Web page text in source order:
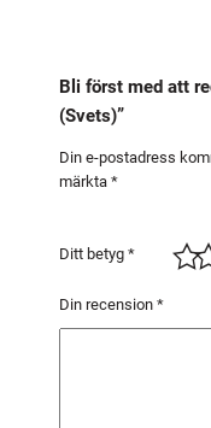
Bli först med att
(Svets)”
Din e-postadress
märkta *
Ditt betyg *
Din recension *